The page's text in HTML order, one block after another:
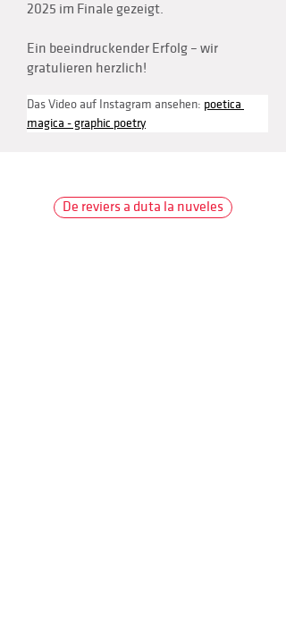
2025 im Finale gezeigt.
Ein beeindruckender Erfolg – wir
gratulieren herzlich!
Das Video auf Instagram ansehen: poetica
magica - graphic poetry
De reviers a duta la nuveles